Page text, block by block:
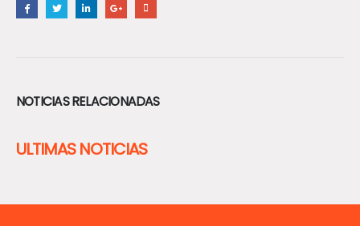
NOTICIAS RELACIONADAS
ULTIMAS NOTICIAS